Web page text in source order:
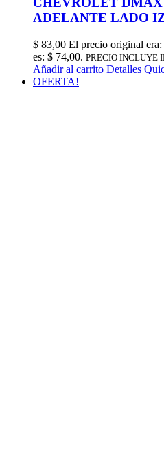
ADELANTE LADO
$83,00 El precio original era:
es: $ 74,00. PRECIO INCLUYE
Añadir al carrito Detalles
OFERTA!